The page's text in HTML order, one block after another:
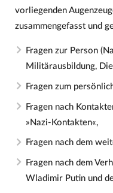
vorliegenden
zusammengefasst und
Fragen zur Person
Militärausbildung,
Fragen zum
Fragen nach
»Nazi-Kontakten«,
Fragen nach dem
Fragen nach dem
Wladimir Putin und